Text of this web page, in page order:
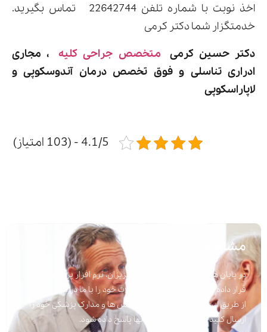
اخذ نوبت با شماره تلفن 22642744 تماس بگیرید.
خدمتگزار شما دکتر کرمی
دکتر حسین کرمی متخصص جراحی کلیه، مجاری
ادراری تناسلی و فوق تخصص درمان آندوسکوپی و
لاپاراسکوپی
4.1/5 - (103 امتیاز)
مشاوره پزشکی
در پایان هر مقاله برای راحتی شما عزیزان، نرم افزار پرسش و پاسخ
قرار داده شده است تا به راحتی سوالات خود را با ما در میان بگذارید.
از طریق این نرم افزار می توانید پرسش ها و مدارک پزشکی خود را
ارسال کنید تا در اسرع وقت به آنها پاسخ داده شود.